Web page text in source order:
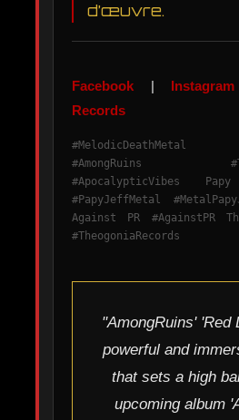
d’œuvre.
Facebook | Instagram
Records
#MelodicDeathMetal
#AmongRuins
#ApocalypticVibes
#PapyJeffMetal
Against PR #AgainstPR
#TheogoniaRecords
"AmongRuins' 'Red
powerful and
that sets a high
upcoming album